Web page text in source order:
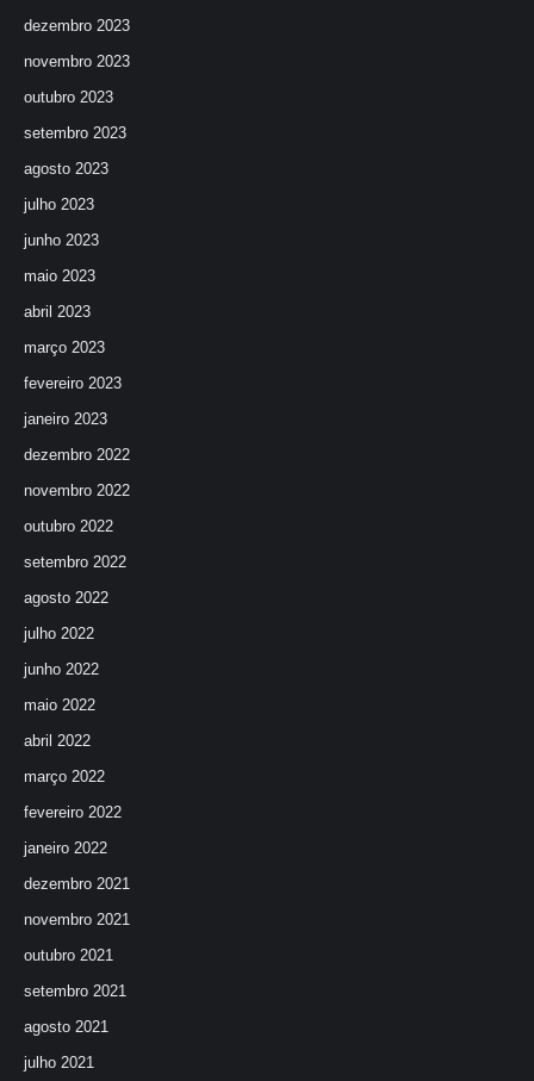
dezembro 2023
novembro 2023
outubro 2023
setembro 2023
agosto 2023
julho 2023
junho 2023
maio 2023
abril 2023
março 2023
fevereiro 2023
janeiro 2023
dezembro 2022
novembro 2022
outubro 2022
setembro 2022
agosto 2022
julho 2022
junho 2022
maio 2022
abril 2022
março 2022
fevereiro 2022
janeiro 2022
dezembro 2021
novembro 2021
outubro 2021
setembro 2021
agosto 2021
julho 2021